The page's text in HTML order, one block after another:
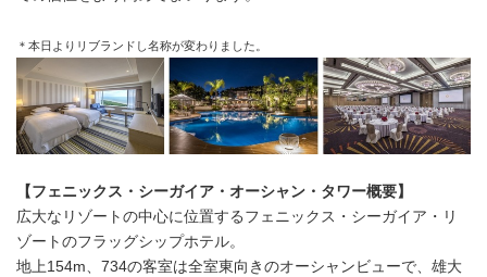
＊本日よりリブランドし名称が変わりました。
【フェニックス・シーガイア・オーシャン・タワー概要】
広大なリゾートの中心に位置するフェニックス・シーガイア・リ
ゾートのフラッグシップホテル。
地上154m、734の客室は全室東向きのオーシャンビューで、雄大